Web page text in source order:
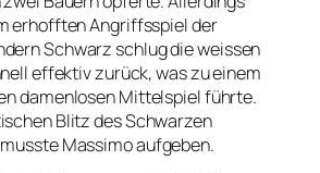
erhofften Angriffsspiel der
Schwarz schlug die weissen
effektiv zurück, was zu einem
damenlosen Mittelspiel führte.
Blitz des Schwarzen
Massimo aufgeben.